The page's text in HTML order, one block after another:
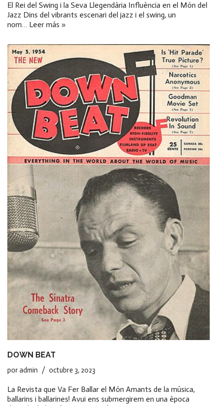
El Rei del Swing i la Seva Llegendària Influència en el Món del
Jazz Dins del vibrants escenari del jazz i el swing, un
nom… Leer más »
DOWN BEAT
poradmin octubre 3, 2023
La Revista que Va Fer Ballar el Món Amants de la música,
ballarins i ballarines! Avui ens submergirem en una època